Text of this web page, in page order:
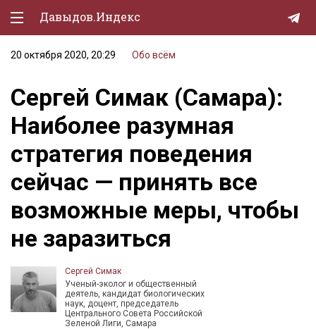
Давыдов.Индекс
Политическая жизнь
Экономика
Природа
Образование
Спорт
Культура
Lifestyle
Мурзилка
20 октября 2020, 20:29 Обо всём
Сергей Симак (Самара):
Наиболее разумная
стратегия поведения
сейчас — принять все
возможные меры, чтобы
не заразиться
Сергей Симак
Ученый-эколог и общественный
деятель, кандидат биологических
наук, доцент, председатель
Центрального Совета Российской
Зеленой Лиги, Самара